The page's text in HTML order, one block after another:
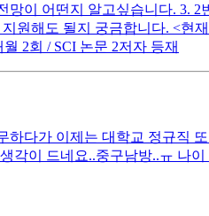
이 어떤지 알고싶습니다. 3.
원해도 될지 궁금합니다. <현
2회 / SCI 논문 2저자 등재
다가 이제는 대학교 정규직
각이 드네요..중구남방..ㅠ 나